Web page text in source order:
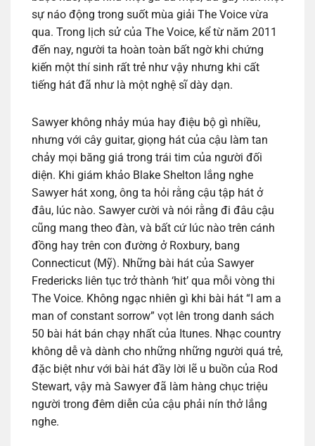
sự náo động trong suốt mùa giải The Voice vừa
qua. Trong lịch sử của The Voice, kể từ năm 2011
đến nay, người ta hoàn toàn bất ngờ khi chứng
kiến một thí sinh rất trẻ như vậy nhưng khi cất
tiếng hát đã như là một nghệ sĩ dày dạn.
Sawyer không nhảy múa hay điệu bộ gì nhiều,
nhưng với cây guitar, giọng hát của cậu làm tan
chảy mọi băng giá trong trái tim của người đối
diện. Khi giám khảo Blake Shelton lắng nghe
Sawyer hát xong, ông ta hỏi rằng cậu tập hát ở
đâu, lúc nào. Sawyer cười và nói rằng đi đâu cậu
cũng mang theo đàn, và bất cứ lúc nào trên cánh
đồng hay trên con đường ở Roxbury, bang
Connecticut (Mỹ). Những bài hát của Sawyer
Fredericks liên tục trở thành ‘hit’ qua mỗi vòng thi
The Voice. Không ngạc nhiên gì khi bài hát “I am a
man of constant sorrow” vọt lên trong danh sách
50 bài hát bán chạy nhất của Itunes. Nhạc country
không dễ và dành cho những những người quá trẻ,
đặc biệt như với bài hát đầy lời lẽ u buồn của Rod
Stewart, vậy mà Sawyer đã làm hàng chục triệu
người trong đêm diễn của cậu phải nín thở lắng
nghe.